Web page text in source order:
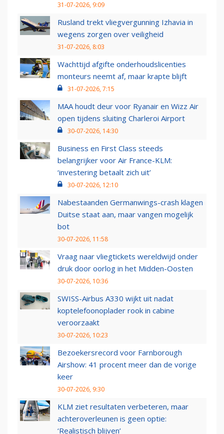
31-07-2026, 9:09
Rusland trekt vliegvergunning Izhavia in
wegens zorgen over veiligheid
31-07-2026, 8:03
Wachttijd afgifte onderhoudslicenties
monteurs neemt af, maar krapte blijft
31-07-2026, 7:15
MAA houdt deur voor Ryanair en Wizz Air
open tijdens sluiting Charleroi Airport
30-07-2026, 14:30
Business en First Class steeds
belangrijker voor Air France-KLM:
‘investering betaalt zich uit’
30-07-2026, 12:10
Nabestaanden Germanwings-crash klagen
Duitse staat aan, maar vangen mogelijk
bot
30-07-2026, 11:58
Vraag naar vliegtickets wereldwijd onder
druk door oorlog in het Midden-Oosten
30-07-2026, 10:36
SWISS-Airbus A330 wijkt uit nadat
koptelefoonoplader rook in cabine
veroorzaakt
30-07-2026, 10:23
Bezoekersrecord voor Farnborough
Airshow: 41 procent meer dan de vorige
keer
30-07-2026, 9:30
KLM ziet resultaten verbeteren, maar
achteroverleunen is geen optie:
‘Realistisch blijven’